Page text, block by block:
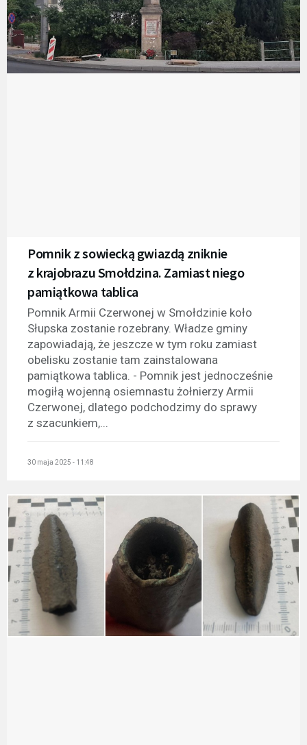
Pomnik z sowiecką gwiazdą zniknie
z krajobrazu Smołdzina. Zamiast niego
pamiątkowa tablica
Pomnik Armii Czerwonej w Smołdzinie koło
Słupska zostanie rozebrany. Władze gminy
zapowiadają, że jeszcze w tym roku zamiast
obelisku zostanie tam zainstalowana
pamiątkowa tablica. - Pomnik jest jednocześnie
mogiłą wojenną osiemnastu żołnierzy Armii
Czerwonej, dlatego podchodzimy do sprawy
z szacunkiem,...
30 maja 2025 - 11:48